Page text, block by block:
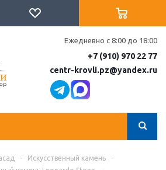
Ежедневно с 8:00 до 18:00
+7 (910) 970 22 77
centr-krovli.pz@yandex.ru
- Искусственный камень
-